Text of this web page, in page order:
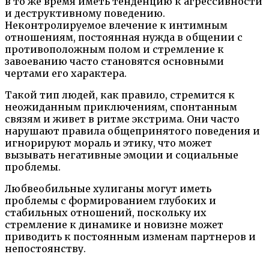
и деструктивному поведению.
Неконтролируемое влечение к интимным
отношениям, постоянная нужда в общении с
противоположным полом и стремление к
завоеванию часто становятся основными
чертами его характера.
Такой тип людей, как правило, стремится к
неожиданным приключениям, спонтанным
связям и живет в ритме экстрима. Они часто
нарушают правила общепринятого поведения и
игнорируют мораль и этику, что может
вызывать негативные эмоции и социальные
проблемы.
Любвеобильные хулиганы могут иметь
проблемы с формированием глубоких и
стабильных отношений, поскольку их
стремление к динамике и новизне может
приводить к постоянным изменам партнеров и
непостоянству.